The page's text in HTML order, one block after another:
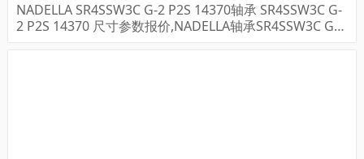
NADELLA SR4SSW3C G-2 P2S 14370轴承 SR4SSW3C G-
2 P2S 14370 尺寸参数报价,NADELLA轴承SR4SSW3C G-2